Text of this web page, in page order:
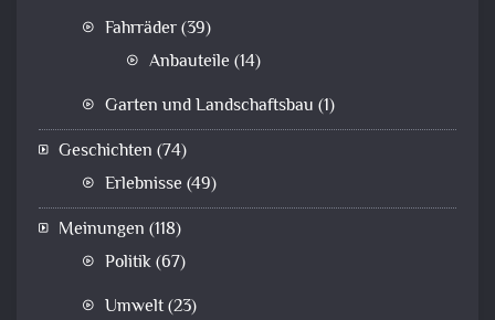
Fahrräder(39)
Anbauteile (14)
Garten und Landschaftsbau (1)
Geschichten (74)
Erlebnisse (49)
Meinungen (118)
Politik(67)
Umwelt(23)